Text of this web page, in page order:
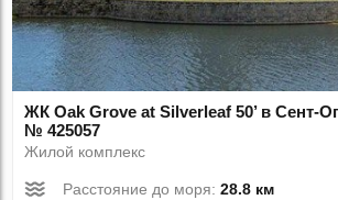
ЖК Oak Grove at Silverleaf 50’ в Сент-
№ 425057
Жилой комплекс
Расстояние до моря:28.8 км